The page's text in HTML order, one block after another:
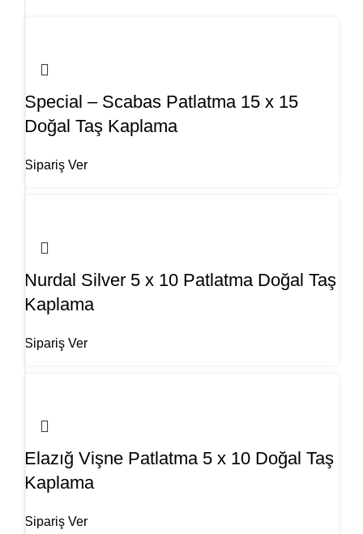
Special – Scabas Patlatma 15 x 15
Doğal Taş Kaplama
Sipariş Ver
Nurdal Silver 5 x 10 Patlatma Doğal Taş
Kaplama
Sipariş Ver
Elazığ Vişne Patlatma 5 x 10 Doğal Taş
Kaplama
Sipariş Ver